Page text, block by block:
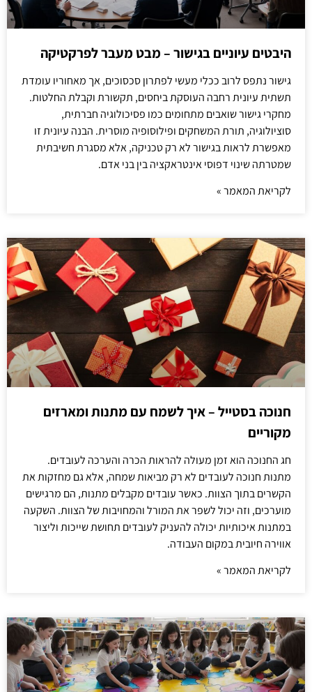
היבטים עיוניים בגישור – מבט מעבר לפרקטיקה
גישור נתפס לרוב ככלי מעשי לפתרון סכסוכים, אך מאחוריו עומדת
תשתית עיונית רחבה העוסקת ביחסים, תקשורת וקבלת החלטות.
מחקרי גישור שואבים מתחומים כמו פסיכולוגיה חברתית,
סוציולוגיה, תורת המשחקים ופילוסופיה מוסרית. הבנה עיונית זו
מאפשרת לראות בגישור לא רק טכניקה, אלא מסגרת חשיבתית
שמטרתה שינוי דפוסי אינטראקציה בין בני אדם.
לקריאת המאמר »
חנוכה בסטייל – איך לשמח עם מתנות ומארזים
מקוריים
חג החנוכה הוא זמן מעולה להראות הכרה והערכה לעובדים.
מתנות חנוכה לעובדים לא רק מביאות שמחה, אלא גם מחזקות את
הקשרים בתוך הצוות. כאשר עובדים מקבלים מתנות, הם מרגישים
מוערכים, וזה יכול לשפר את המורל והמחויבות של הצוות. השקעה
במתנות איכותיות יכולה להעניק לעובדים תחושת שייכות וליצור
אווירה חיובית במקום העבודה.
לקריאת המאמר »